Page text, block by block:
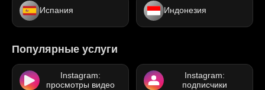
Испания Индонезия
Популярные услуги
Instagram:
просмотры видео
Instagram:
подписчики